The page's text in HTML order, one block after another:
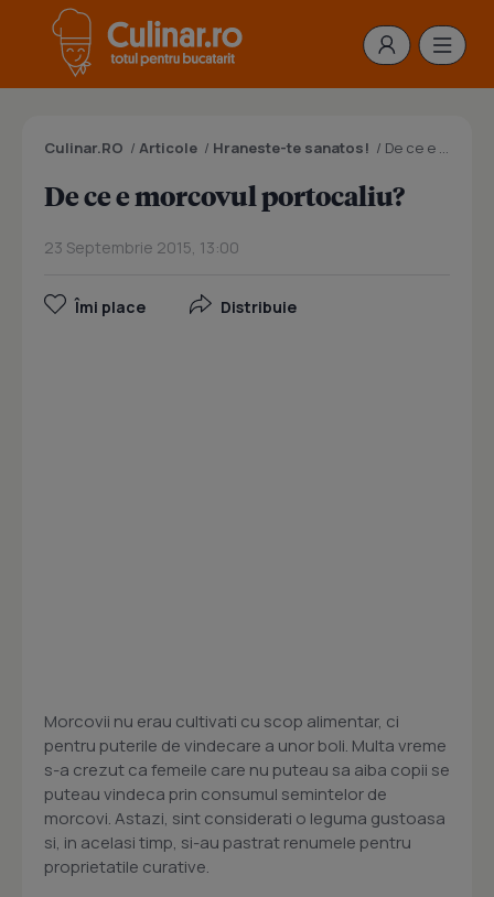
Culinar.RO / Articole / Hraneste-te sanatos! / De ce e morcovul portocaliu?
De ce e morcovul portocaliu?
23 Septembrie 2015, 13:00
Îmi place Distribuie
Morcovii nu erau cultivati cu scop alimentar, ci
pentru puterile de vindecare a unor boli. Multa vreme
s-a crezut ca femeile care nu puteau sa aiba copii se
puteau vindeca prin consumul semintelor de
morcovi. Astazi, sint considerati o leguma gustoasa
si, in acelasi timp, si-au pastrat renumele pentru
proprietatile curative.